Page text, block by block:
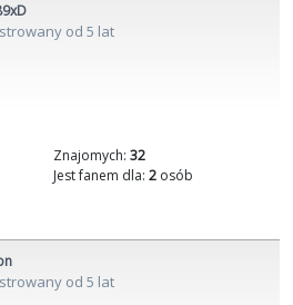
od 5 lat
Znajomych: 32
Jest fanem dla: 2 osób
od 5 lat